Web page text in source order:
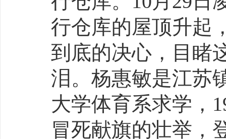
行仓库的屋顶升起
到底的决心，目睹
泪。杨惠敏是江苏
大学体育系求学，
冒死献旗的壮举，